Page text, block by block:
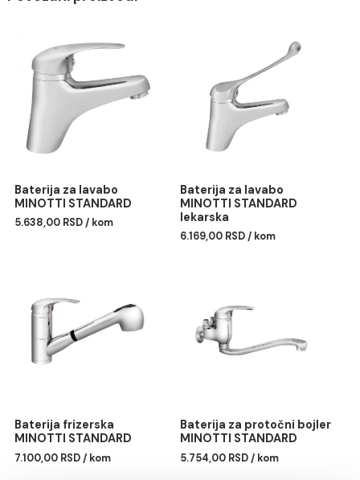
Da bi površina baterije što duže bila u besprekornom
Hemijska i abrazivna sredstva mogu oštetiti telo
baterije.
Povezani proizvodi
Baterija za lavabo
MINOTTI STANDARD
5.638,00 RSD / kom
Baterija za lavabo
MINOTTI STANDARD
lekarska